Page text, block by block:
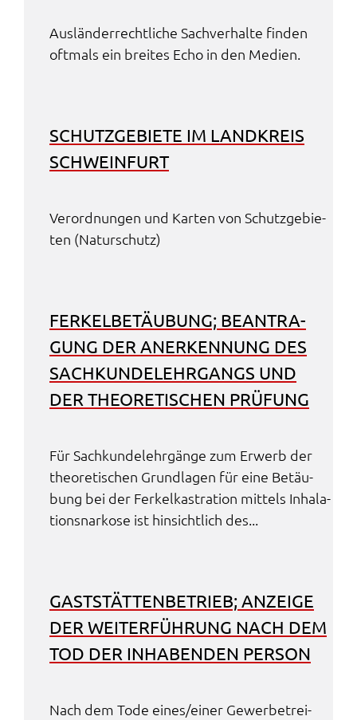
Auslän­der­recht­li­che Sach­ver­hal­te finden
oftmals ein brei­tes Echo in den Medi­en.
SCHUTZ­GE­BIE­TE IM LAND­KREIS
SCHWEIN­FURT
Verord­nun­gen und Karten von Schutz­ge­bie­
ten (Natur­schutz)
FERKEL­BE­TÄU­BUNG; BEAN­TRA­
GUNG DER ANER­KEN­NUNG DES
SACH­KUN­DE­LEHR­GANGS UND
DER THEO­RE­TI­SCHEN PRÜFUNG
Für Sach­kun­de­lehr­gän­ge zum Erwerb der
theo­re­ti­schen Grund­la­gen für eine Betäu­
bung bei der Ferkel­kas­tra­ti­on mittels Inha­la­
ti­ons­nar­ko­se ist hinsicht­lich des...
GAST­STÄT­TEN­BE­TRIEB; ANZEI­GE
DER WEITER­FÜH­RUNG NACH DEM
TOD DER INHA­BEN­DEN PERSON
Nach dem Tode eines/einer Gewer­be­trei­